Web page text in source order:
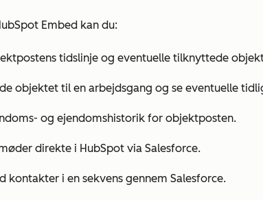
Embed kan du:
tidslinje og eventuelle tilknyttede
objektet til en arbejdsgang og se eventuelle
og ejendomshistorik for objektposten.
direkte i HubSpot via Salesforce.
kontakter i en sekvens gennem Salesforce.